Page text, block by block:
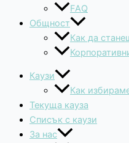
FAQ
Общност
Как да
Каузи
Как
Текуща кауза
Списък с каузи
За нас